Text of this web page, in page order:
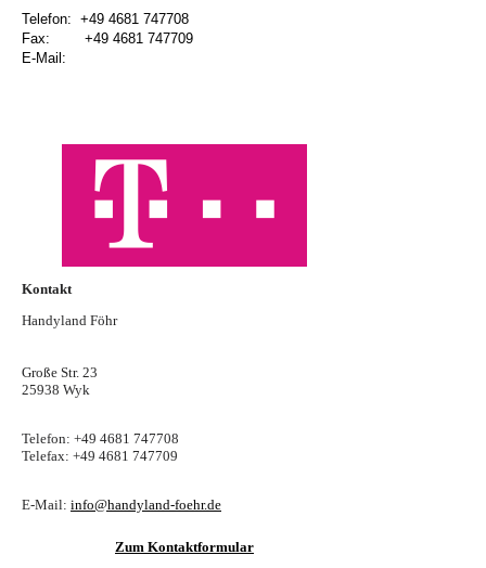
Telefon: +49 4681 747708
Fax: +49 4681 747709
E-Mail:
Kontakt
Handyland Föhr
Große Str. 23
25938 Wyk
Telefon: +49 4681 747708
Telefax: +49 4681 747709
E-Mail: info@handyland-foehr.de
Zum Kontaktformular